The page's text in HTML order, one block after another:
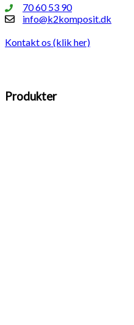
70 60 53 90
info@k2komposit.dk
Kontakt os (klik her)
Produkter